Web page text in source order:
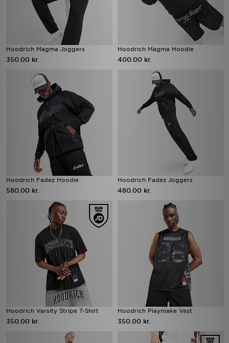
Hoodrich Magma Joggers
350.00 kr.
Hoodrich Magma Hoodie
400.00 kr.
Hoodrich Fadez Hoodie
580.00 kr.
Hoodrich Fadez Joggers
480.00 kr.
Hoodrich Varsity Stripe T-Shirt
350.00 kr.
Hoodrich Playmake Vest
350.00 kr.